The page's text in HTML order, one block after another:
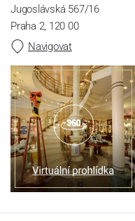
Jugoslávská 567/16
Praha 2, 120 00
Navigovat